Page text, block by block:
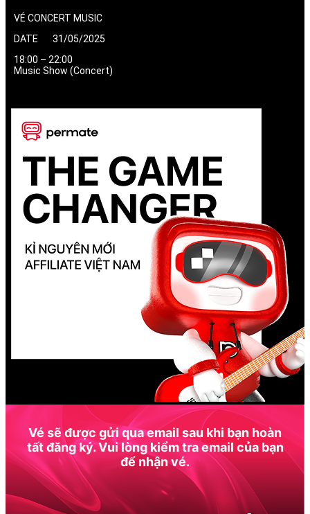
VÉ CONCERT MUSIC
DATE 31/05/2025
18:00 – 22:00
Music Show (Concert)
Vé sẽ được gửi qua email sau khi bạn hoàn
tất đăng ký. Vui lòng kiểm tra email của bạn
để nhận vé.